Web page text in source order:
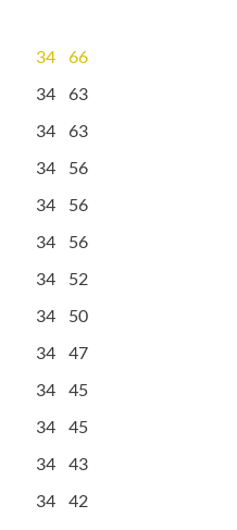
34
66
34
63
34
63
34
56
34
56
34
56
34
52
34
50
34
47
34
45
34
45
34
43
34
42